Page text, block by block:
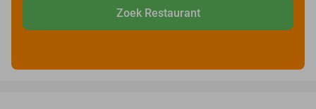
Zoek Restaurant